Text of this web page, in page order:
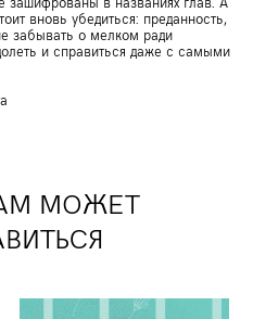
вновь убедиться: преданность,
забывать о мелком ради
и справиться даже с самыми
МОЖЕТ